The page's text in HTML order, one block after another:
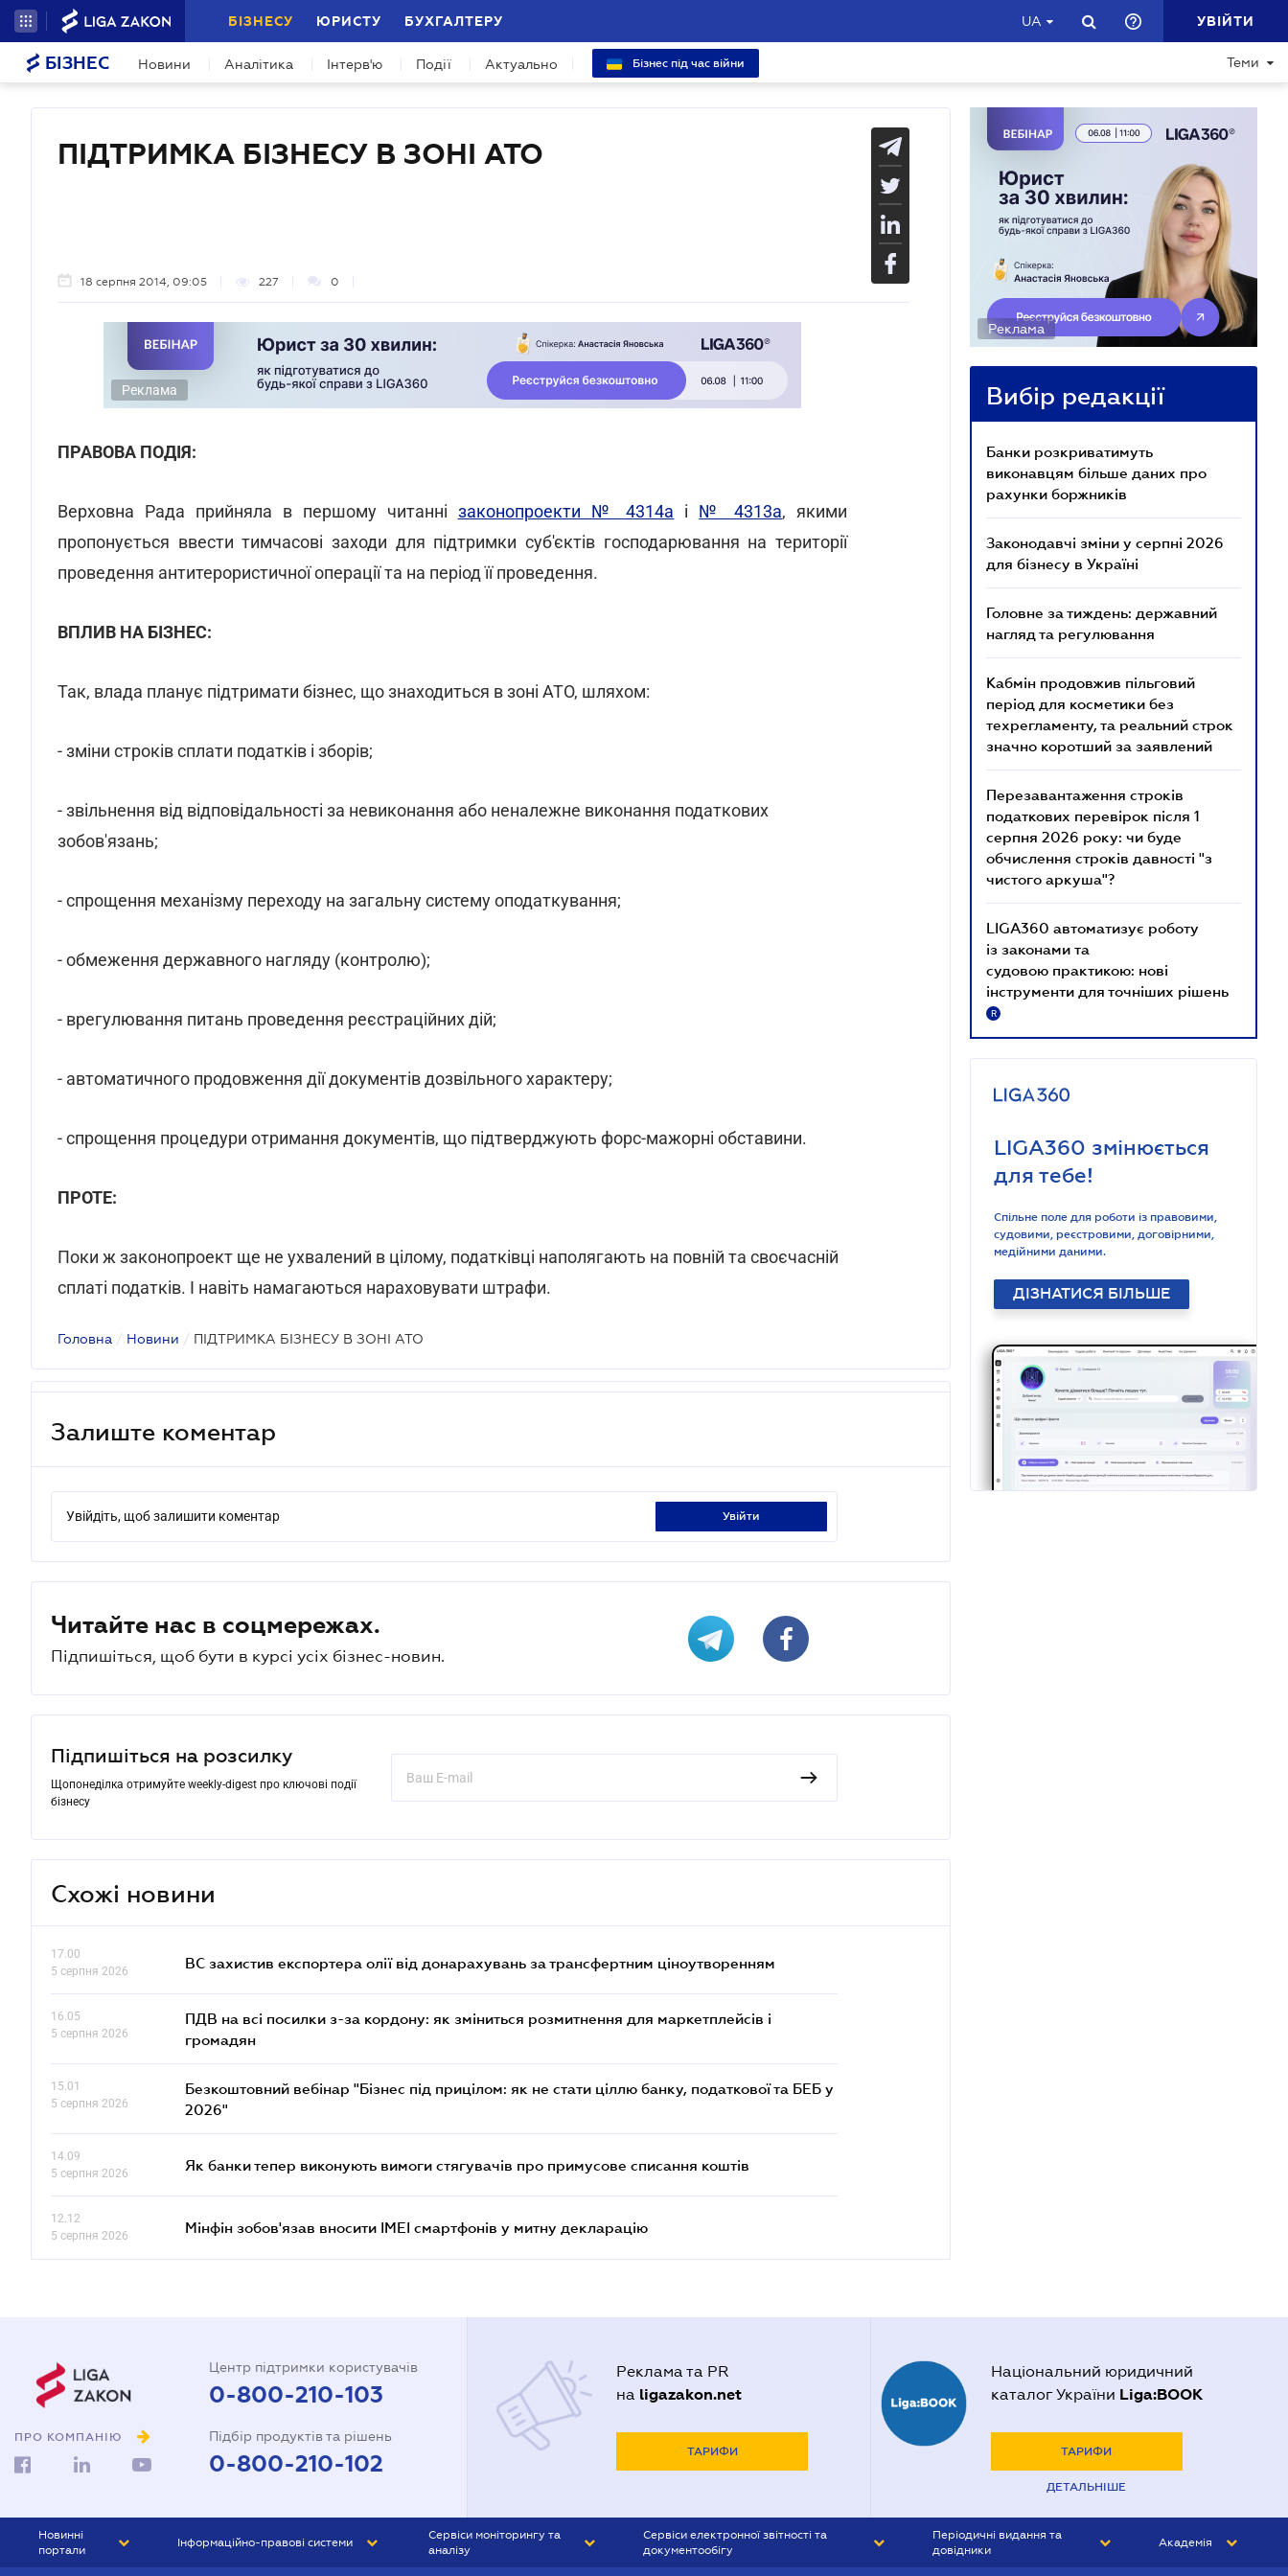
БІЗНЕСУ ЮРИСТУ БУХГАЛТЕРУ UA УВІЙТИ
БІЗНЕС Новини Аналітика Інтерв'ю Події Актуально Бізнес під час війни Теми
ПІДТРИМКА БІЗНЕСУ В ЗОНІ АТО
18 серпня 2014, 09:05 227 0
Реклама
ПРАВОВА ПОДІЯ:
Верховна Рада прийняла в першому читанні законопроекти № 4314а і № 4313а, якими
пропонується ввести тимчасові заходи для підтримки суб'єктів господарювання на території
проведення антитерористичної операції та на період її проведення.
ВПЛИВ НА БІЗНЕС:
Так, влада планує підтримати бізнес, що знаходиться в зоні АТО, шляхом:
- зміни строків сплати податків і зборів;
- звільнення від відповідальності за невиконання або неналежне виконання податкових
зобов'язань;
- спрощення механізму переходу на загальну систему оподаткування;
- обмеження державного нагляду (контролю);
- врегулювання питань проведення реєстраційних дій;
- автоматичного продовження дії документів дозвільного характеру;
- спрощення процедури отримання документів, що підтверджують форс-мажорні обставини.
ПРОТЕ:
Поки ж законопроект ще не ухвалений в цілому, податківці наполягають на повній та своєчасній
сплаті податків. І навіть намагаються нараховувати штрафи.
Головна / Новини / ПІДТРИМКА БІЗНЕСУ В ЗОНІ АТО
Залиште коментар
Увійдіть, щоб залишити коментар увійти
Читайте нас в соцмережах.
Підпишіться, щоб бути в курсі усіх бізнес-новин.
Підпишіться на розсилку
Щопонеділка отримуйте weekly-digest про ключові події
бізнесу
Схожі новини
17.00
5 серпня 2026
ВС захистив експортера олії від донарахувань за трансфертним ціноутворенням
16.05
5 серпня 2026
ПДВ на всі посилки з-за кордону: як зміниться розмитнення для маркетплейсів і
громадян
15.01
5 серпня 2026
Безкоштовний вебінар "Бізнес під прицілом: як не стати ціллю банку, податкової та БЕБ у
2026"
14.09
5 серпня 2026
Як банки тепер виконують вимоги стягувачів про примусове списання коштів
12.12
5 серпня 2026
Мінфін зобов'язав вносити IMEI смартфонів у митну декларацію
Реклама
Вибір редакції
Банки розкриватимуть
виконавцям більше даних про
рахунки боржників
Законодавчі зміни у серпні 2026
для бізнесу в Україні
Головне за тиждень: державний
нагляд та регулювання
Кабмін продовжив пільговий
період для косметики без
техрегламенту, та реальний строк
значно коротший за заявлений
Перезавантаження строків
податкових перевірок після 1
серпня 2026 року: чи буде
обчислення строків давності "з
чистого аркуша"?
LIGA360 автоматизує роботу
із законами та
судовою практикою: нові
інструменти для точніших рішень
R
LIGA360 змінюється
для тебе!
Спільне поле для роботи із правовими,
судовими, реєстровими, договірними,
медійними даними.
ДІЗНАТИСЯ БІЛЬШЕ
ПРО КОМПАНІЮ
Центр підтримки користувачів
0-800-210-103
Підбір продуктів та рішень
0-800-210-102
Реклама та PR
на ligazakon.net
ТАРИФИ
Національний юридичний
каталог України Liga:BOOK
ТАРИФИ
ДЕТАЛЬНІШЕ
Новинні
портали
Інформаційно-правові системи
Сервіси моніторингу та
аналізу
Сервіси електронної звітності та
документообігу
Періодичні видання та
довідники
Академія